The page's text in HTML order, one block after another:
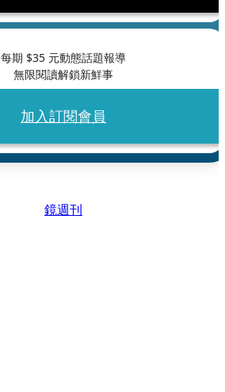
每期 $35 元動態話題報導
無限閱讀解鎖新鮮事
加入訂閱會員
鏡週刊